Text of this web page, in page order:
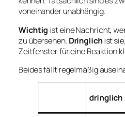
voneinander unabhängig.
Wichtig ist eine Nachricht,
zu übersehen. Dringlichist
Zeitfenster für eine Reaktion
Beides fällt regelmäßig
dringlich